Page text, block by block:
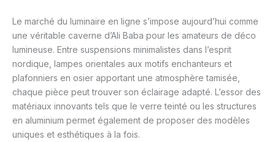
Le marché du luminaire en ligne s’impose aujourd’hui comme
une véritable caverne d’Ali Baba pour les amateurs de déco
lumineuse. Entre suspensions minimalistes dans l’esprit
nordique, lampes orientales aux motifs enchanteurs et
plafonniers en osier apportant une atmosphère tamisée,
chaque pièce peut trouver son éclairage adapté. L’essor des
matériaux innovants tels que le verre teinté ou les structures
en aluminium permet également de proposer des modèles
uniques et esthétiques à la fois.